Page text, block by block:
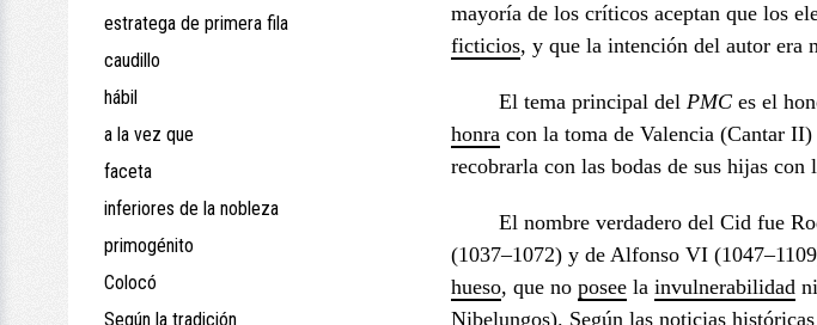
estratega de primera fila
caudillo
hábil
a la vez que
faceta
inferiores de la nobleza
primogénito
Colocó
Según la tradición
mayoría de los críticos aceptan que los
ficticios, y que la intención del autor era
El tema principal del PMC es el
honra con la toma de Valencia (Cantar
recobrarla con las bodas de sus hijas
El nombre verdadero del Cid fue
(1037–1072) y de Alfonso VI
hueso, que no posee la invulnerabilidad
Nibelungos). Según las noticias